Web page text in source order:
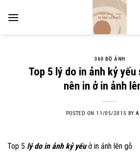
360 ĐỘ ẢNH
Top 5 lý do in ảnh kỷ yếu
nên in ở in ảnh
POSTED ON 11/05/2015 BY
Top 5 lý do in ảnh kỷ yếu ở in ảnh lên gỗ